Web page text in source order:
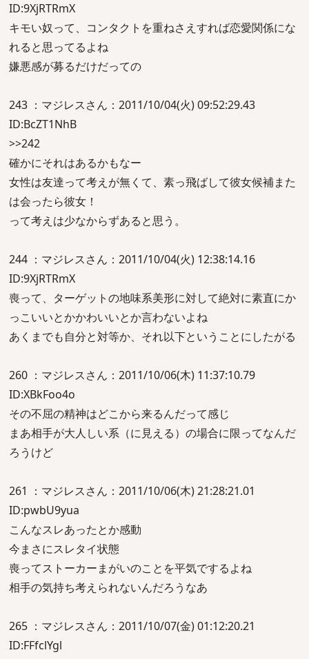
ID:9XjRTRmX
キモい奴って、コンタクトを重ねさえすれば恋愛関係にな
れると思ってるよね
嫌悪感が募るだけだっての
243 ：マジレスさん：2011/10/04(火) 09:52:29.43
ID:BcZT1NhB
>>242
確かにそれはあるかもなー
女性は友達って考えが無くて、素っ飛ばして彼女候補また
は会ったら彼女！
って考えは少なからずあると思う。
244 ：マジレスさん：2011/10/04(火) 12:38:14.16
ID:9XjRTRmX
喪って、ターゲットの地味系美形に対して絶対に素直にか
っこいいとかかわいいとか言わないよね
あくまでも自分と対等か、それ以下ということにしたがる
260 ：マジレスさん：2011/10/06(木) 11:37:10.79
ID:XBkFoo4o
その不屈の精神はどこから来るんだって感じ
まあ相手が大人しい系（に見える）の場合に限ってなんだ
ろうけど
261 ：マジレスさん：2011/10/06(木) 21:28:21.01
ID:pwbU9yua
こんなスレあったとか感動
今まさにスレタイ状態
喪ってストーカーまがいのことを平気でするよね
相手の気持ち考えられないんだろうなあ
265 ：マジレスさん：2011/10/07(金) 01:12:20.21
ID:FFfclYgl